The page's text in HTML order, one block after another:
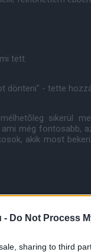
- Do Not Process
sharing to third
tett.
dönteni" - tette
sikerül
még fontosabb,
akik most
működését!